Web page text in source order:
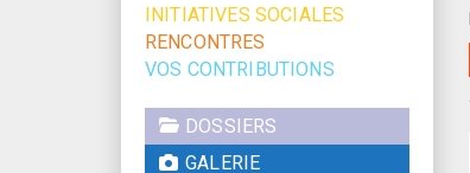
INITIATIVES SOCIALES
RENCONTRES
VOS CONTRIBUTIONS
DOSSIERS
GALERIE